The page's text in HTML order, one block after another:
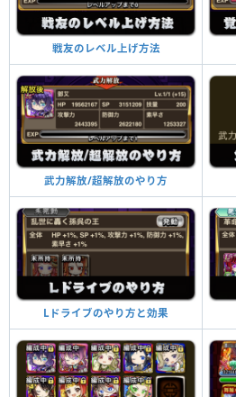
戦友のレベル上げ方法
武力解放/超解放のやり方
Lドライブのやり方と効果